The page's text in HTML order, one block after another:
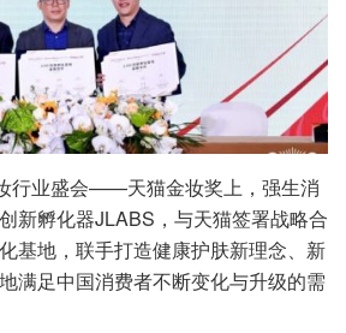
行业盛会——天猫金妆奖上，强生消
新孵化器JLABS，与天猫签署战略合
基地，联手打造健康护肤新理念、新
满足中国消费者不断变化与升级的需